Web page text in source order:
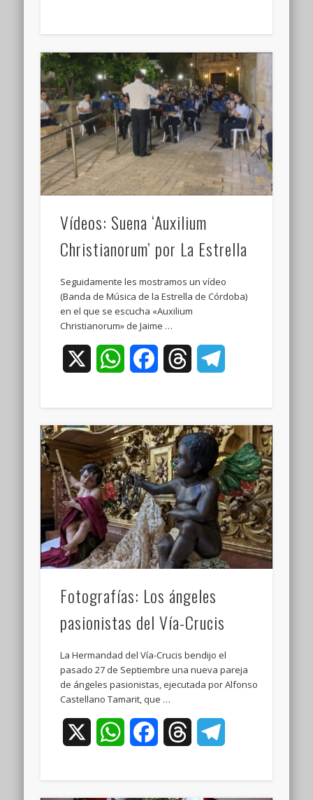
Vídeos: Suena ‘Auxilium
Christianorum’ por La Estrella
Seguidamente les mostramos un vídeo
(Banda de Música de la Estrella de Córdoba)
en el que se escucha «Auxilium
Christianorum» de Jaime …
WhatsAppFacebookThreads
Fotografías: Los ángeles
pasionistas del Vía-Crucis
La Hermandad del Vía-Crucis bendijo el
pasado 27 de Septiembre una nueva pareja
de ángeles pasionistas, ejecutada por Alfonso
Castellano Tamarit, que …
WhatsAppFacebookThreads